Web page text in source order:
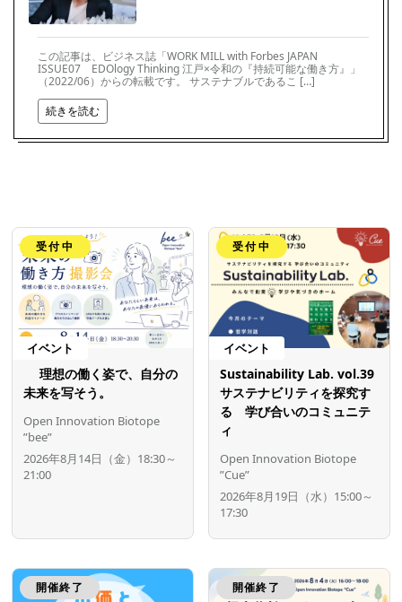
この記事は、ビジネス誌「WORK MILL with Forbes JAPAN
ISSUE07 EDOlogy Thinking 江戸×令和の『持続可能な働き方』」
（2022/06）からの転載です。 サステナブルであるこ […]
続きを読む
受付中
イベント
理想の働く姿で、自分の
未来を写そう。
Open Innovation Biotope
”bee”
2026年8月14日（金）18:30～
21:00
受付中
イベント
Sustainability Lab. vol.39
サステナビリティを探究す
る 学び合いのコミュニテ
ィ
Open Innovation Biotope
”Cue”
2026年8月19日（水）15:00～
17:30
開催終了 開催終了